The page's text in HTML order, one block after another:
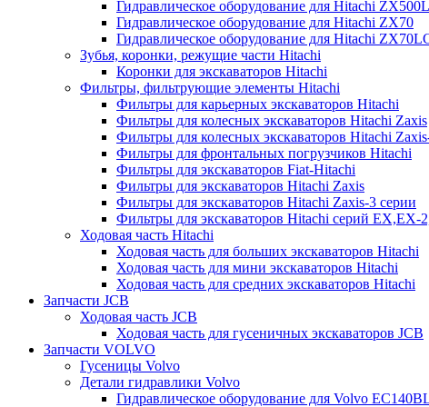
Гидравлическое оборудование для Hitachi
Гидравлическое оборудование для Hitachi ZX70
Гидравлическое оборудование для Hitachi
Зубья, коронки, режущие части Hitachi
Коронки для экскаваторов Hitachi
Фильтры, фильтрующие элементы Hitachi
Фильтры для карьерных экскаваторов Hitachi
Фильтры для колесных экскаваторов Hitachi Zaxis
Фильтры для колесных экскаваторов Hitachi
Фильтры для фронтальных погрузчиков Hitachi
Фильтры для экскаваторов Fiat-Hitachi
Фильтры для экскаваторов Hitachi Zaxis
Фильтры для экскаваторов Hitachi Zaxis-3 серии
Фильтры для экскаваторов Hitachi серий EX,EX-
Ходовая часть Hitachi
Ходовая часть для больших экскаваторов Hitachi
Ходовая часть для мини экскаваторов Hitachi
Ходовая часть для средних экскаваторов Hitachi
Запчасти JCB
Ходовая часть JCB
Ходовая часть для гусеничных экскаваторов JCB
Запчасти VOLVO
Гусеницы Volvo
Детали гидравлики Volvo
Гидравлическое оборудование для Volvo